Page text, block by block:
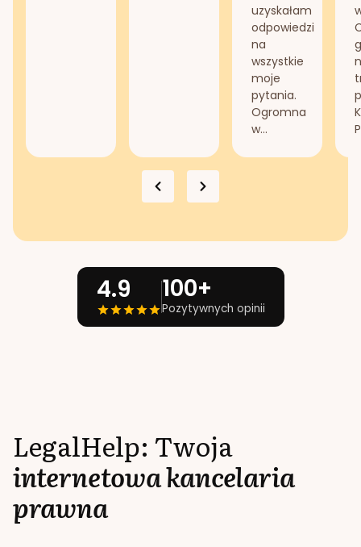
uzyskałam
odpowiedzi
na
wszystkie
moje
pytania.
Ogromna
w...
4.9 100+
Pozytywnych opinii
LegalHelp: Twoja
internetowa kancelaria
prawna